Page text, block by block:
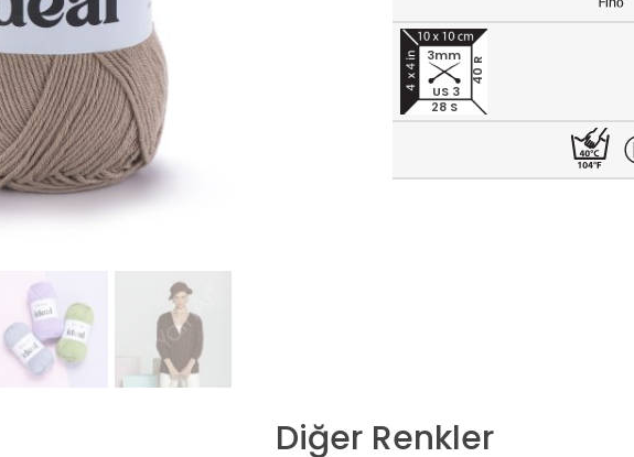
28 S
40 R
3mm
US 3
Diğer Renkler